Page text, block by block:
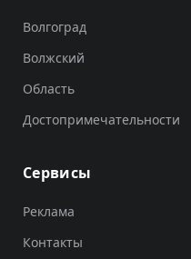
Волгоград
Волжский
Область
Достопримечательности
Сервисы
Реклама
Контакты